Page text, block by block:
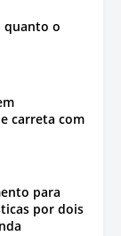
quanto o
carreta com
para
por dois